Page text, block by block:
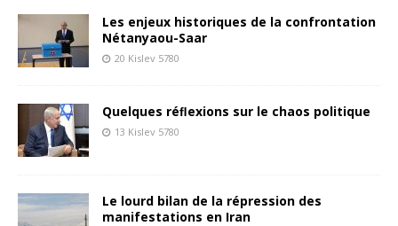
Les enjeux historiques de la confrontation
Nétanyaou-Saar
20 Kislev 5780
Quelques réﬂexions sur le chaos politique
13 Kislev 5780
Le lourd bilan de la répression des
manifestations en Iran